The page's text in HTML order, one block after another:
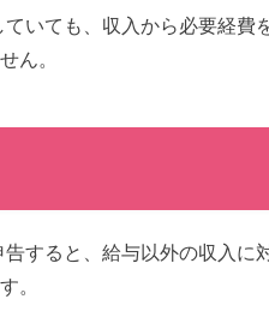
いても、収入から必要経費
ん。
すると、給与以外の収入に
。